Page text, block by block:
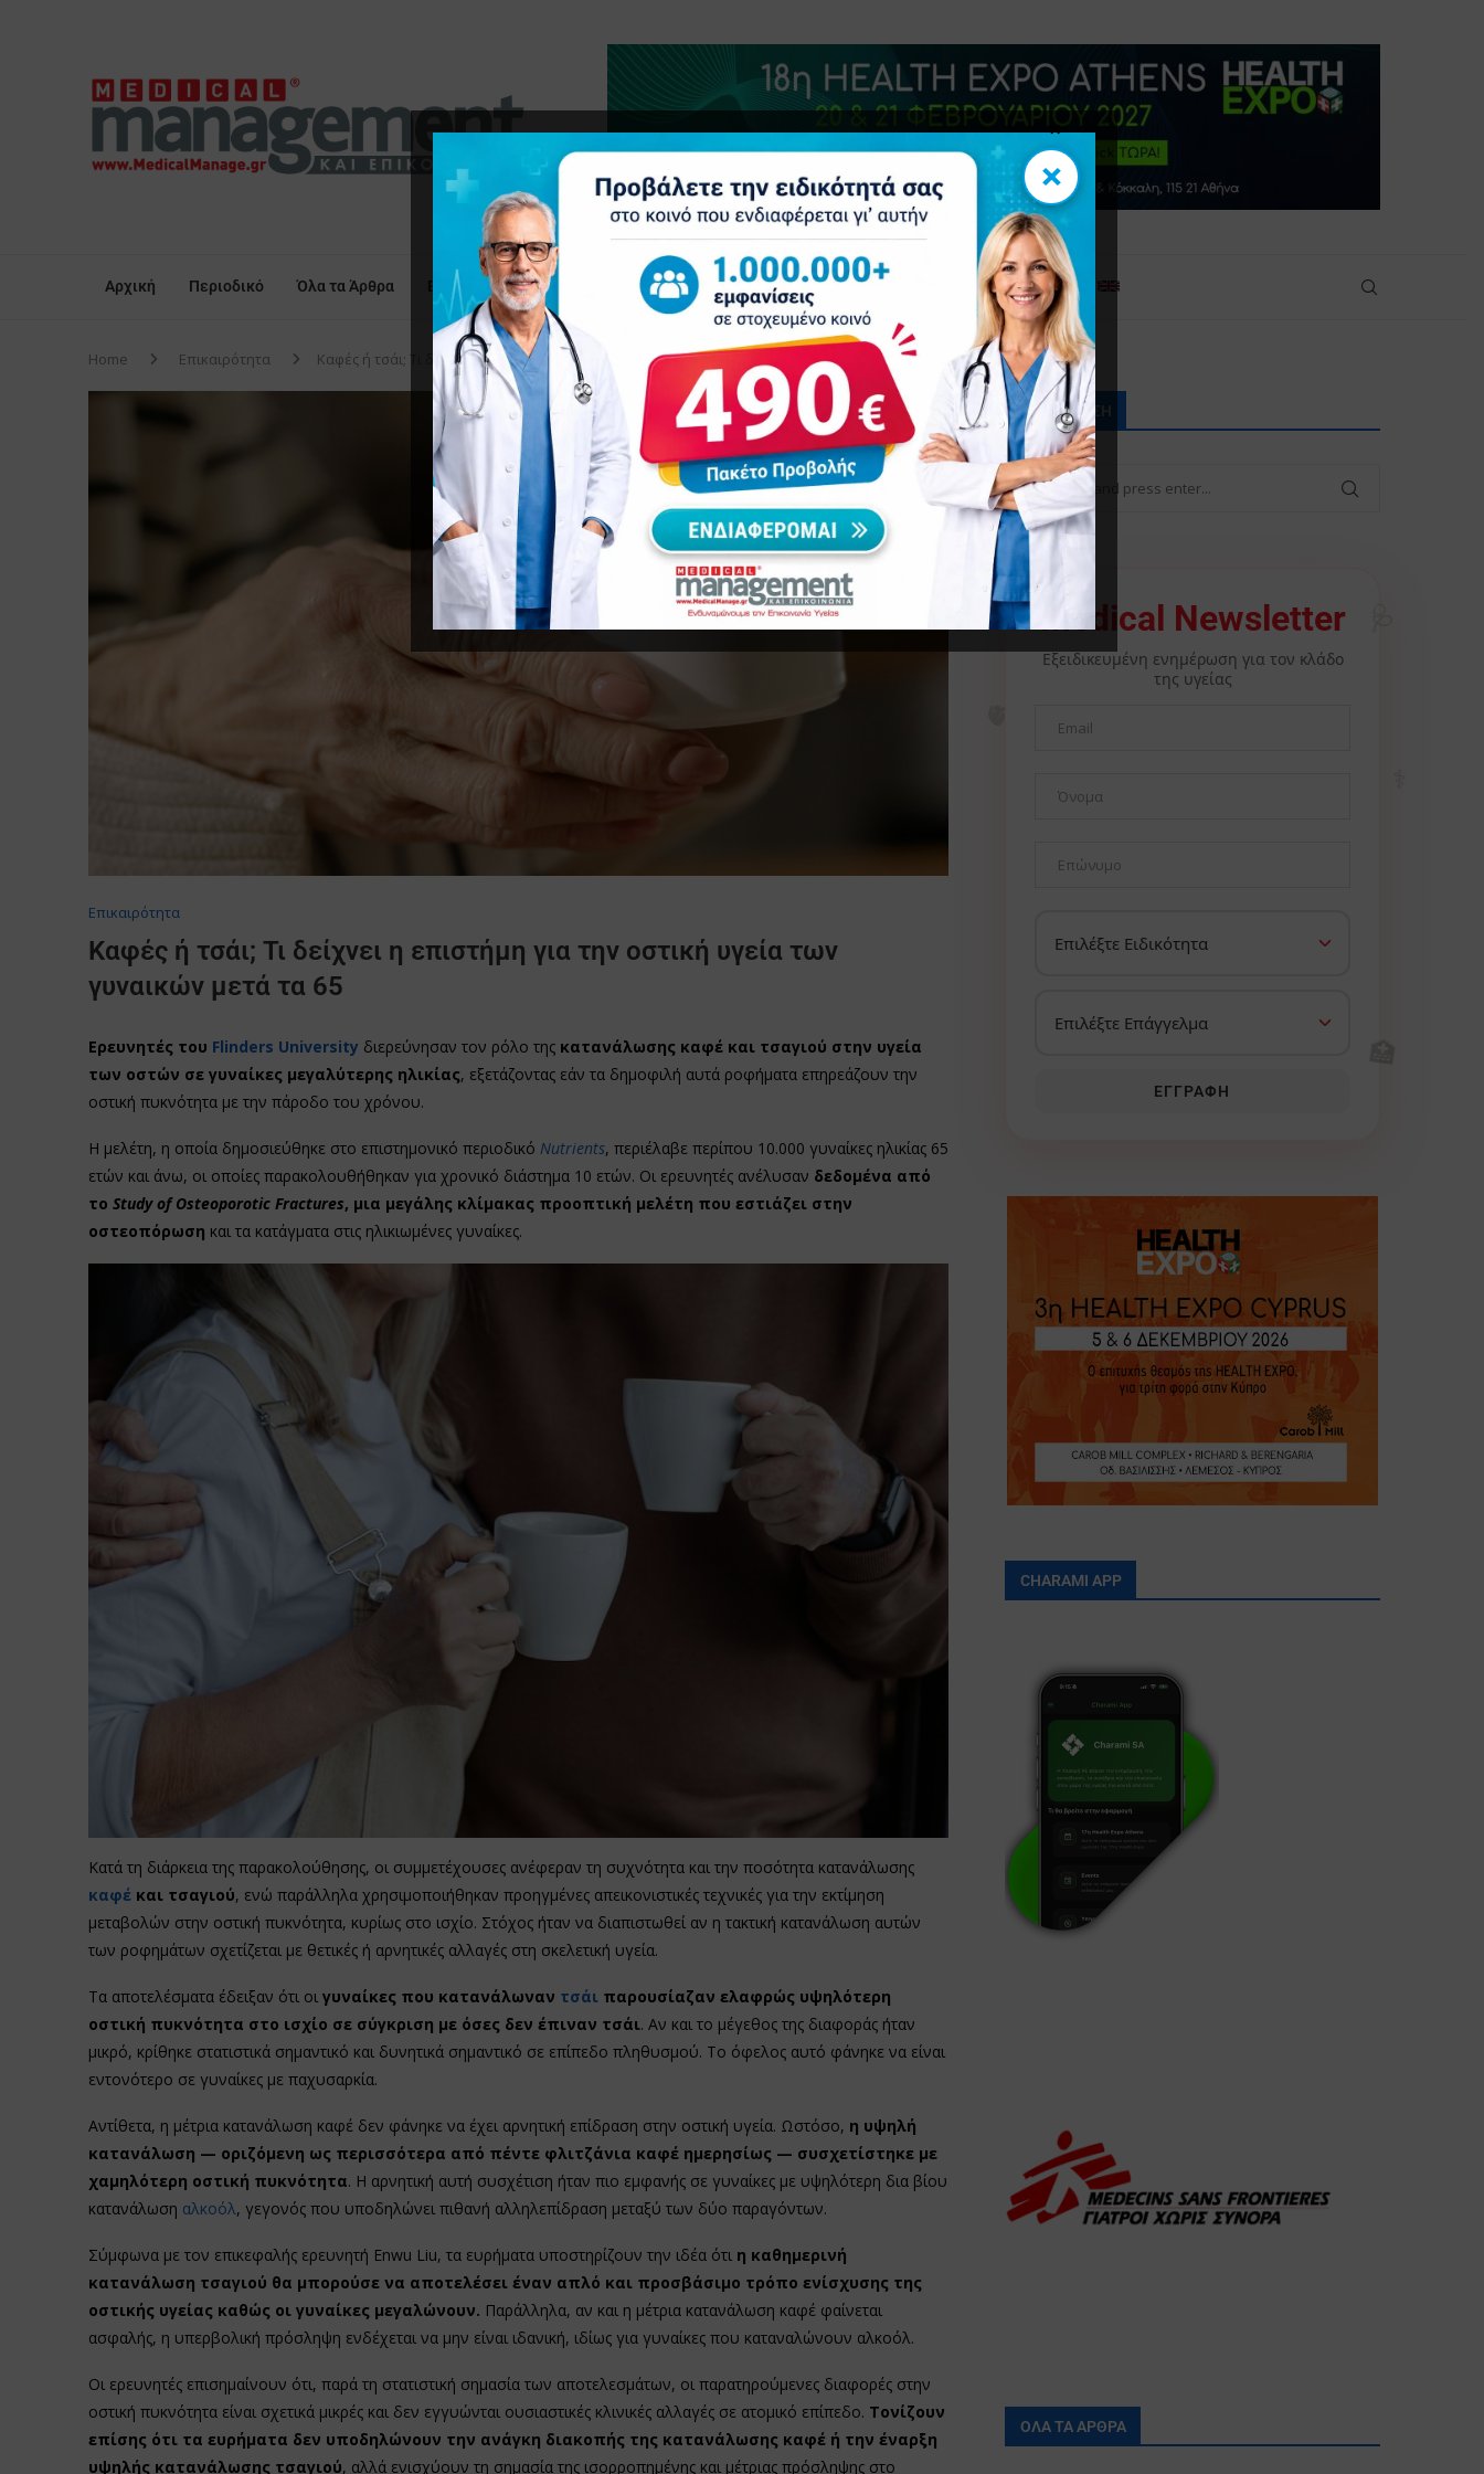
Αρχική Περιοδικό Όλα τα Άρθρα Επικαιρότητα Δελτία Τύπου Προβολή Ιατρού Επικοινωνία
Home Επικαιρότητα Καφές ή τσάι; Τι δείχνει η επιστήμη για την οστική υγεία των γυναικών μετά τα 65
Επικαιρότητα
Καφές ή τσάι; Τι δείχνει η επιστήμη για την οστική υγεία των
γυναικών μετά τα 65
Ερευνητές του Flinders University διερεύνησαν τον ρόλο της κατανάλωσης καφέ και τσαγιού στην υγεία
των οστών σε γυναίκες μεγαλύτερης ηλικίας, εξετάζοντας εάν τα δημοφιλή αυτά ροφήματα επηρεάζουν την
οστική πυκνότητα με την πάροδο του χρόνου.
Η μελέτη, η οποία δημοσιεύθηκε στο επιστημονικό περιοδικό Nutrients, περιέλαβε περίπου 10.000 γυναίκες ηλικίας 65
ετών και άνω, οι οποίες παρακολουθήθηκαν για χρονικό διάστημα 10 ετών. Οι ερευνητές ανέλυσαν δεδομένα από
το Study of Osteoporotic Fractures, μια μεγάλης κλίμακας προοπτική μελέτη που εστιάζει στην
οστεοπόρωση και τα κατάγματα στις ηλικιωμένες γυναίκες.
Κατά τη διάρκεια της παρακολούθησης, οι συμμετέχουσες ανέφεραν τη συχνότητα και την ποσότητα κατανάλωσης
καφέκαι τσαγιού, ενώ παράλληλα χρησιμοποιήθηκαν προηγμένες απεικονιστικές τεχνικές για την εκτίμηση
μεταβολών στην οστική πυκνότητα, κυρίως στο ισχίο. Στόχος ήταν να διαπιστωθεί αν η τακτική κατανάλωση αυτών
των ροφημάτων σχετίζεται με θετικές ή αρνητικές αλλαγές στη σκελετική υγεία.
Τα αποτελέσματα έδειξαν ότι οι γυναίκες που κατανάλωναν τσάιπαρουσίαζαν ελαφρώς υψηλότερη
οστική πυκνότητα στο ισχίο σε σύγκριση με όσες δεν έπιναν τσάι. Αν και το μέγεθος της διαφοράς ήταν
μικρό, κρίθηκε στατιστικά σημαντικό και δυνητικά σημαντικό σε επίπεδο πληθυσμού. Το όφελος αυτό φάνηκε να είναι
εντονότερο σε γυναίκες με παχυσαρκία.
Αντίθετα, η μέτρια κατανάλωση καφέ δεν φάνηκε να έχει αρνητική επίδραση στην οστική υγεία. Ωστόσο, η υψηλή
κατανάλωση — οριζόμενη ως περισσότερα από πέντε φλιτζάνια καφέ ημερησίως — συσχετίστηκε με
χαμηλότερη οστική πυκνότητα. Η αρνητική αυτή συσχέτιση ήταν πιο εμφανής σε γυναίκες με υψηλότερη δια βίου
κατανάλωση αλκοόλ, γεγονός που υποδηλώνει πιθανή αλληλεπίδραση μεταξύ των δύο παραγόντων.
Σύμφωνα με τον επικεφαλής ερευνητή Enwu Liu, τα ευρήματα υποστηρίζουν την ιδέα ότι η καθημερινή
κατανάλωση τσαγιού θα μπορούσε να αποτελέσει έναν απλό και προσβάσιμο τρόπο ενίσχυσης της
οστικής υγείας καθώς οι γυναίκες μεγαλώνουν. Παράλληλα, αν και η μέτρια κατανάλωση καφέ φαίνεται
ασφαλής, η υπερβολική πρόσληψη ενδέχεται να μην είναι ιδανική, ιδίως για γυναίκες που καταναλώνουν αλκοόλ.
Οι ερευνητές επισημαίνουν ότι, παρά τη στατιστική σημασία των αποτελεσμάτων, οι παρατηρούμενες διαφορές στην
οστική πυκνότητα είναι σχετικά μικρές και δεν εγγυώνται ουσιαστικές κλινικές αλλαγές σε ατομικό επίπεδο. Τονίζουν
επίσης ότι τα ευρήματα δεν υποδηλώνουν την ανάγκη διακοπής της κατανάλωσης καφέ ή την έναρξη
υψηλής κατανάλωσης τσαγιού, αλλά ενισχύουν τη σημασία της ισορροπημένης και μέτριας πρόσληψης στο
ΑΝΑΖΉΤΗΣΗ
Medical Newsletter
Εξειδικευμένη ενημέρωση για τον κλάδο
της υγείας
ΕΓΓΡΑΦΉ
CHARAMI APP
ΟΛΑ ΤΑ ΑΡΘΡΑ
×
×